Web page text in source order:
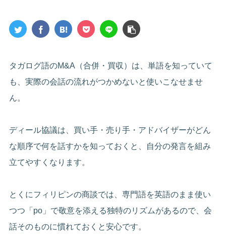
タガログ語のM&A（合併・買収）は、単語を知っていて
も、実際の会話の流れがつかめないと使いこなせませ
ん。
ディール協議は、買い手・売り手・アドバイザーがどん
な順序で何を話すかを知っておくと、自分の発言を組み
立てやすくなります。
とくにフィリピンの商談では、専門語を英語のまま使い
つつ「po」で敬意を添える独特のリズムがあるので、会
話そのものに慣れておくと安心です。